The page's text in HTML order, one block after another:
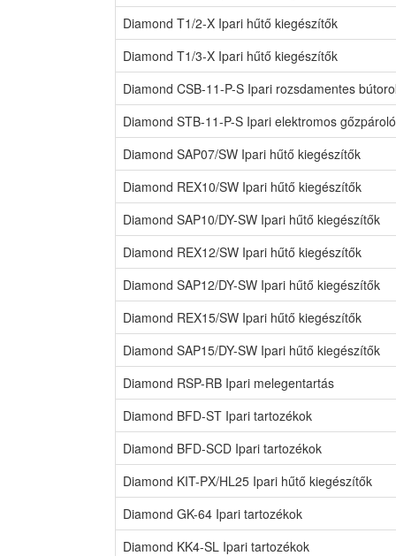
Diamond T1/2-X Ipari hűtő kiegészítők
Diamond T1/3-X Ipari hűtő kiegészítők
Diamond CSB-11-P-S Ipari rozsdamentes
Diamond STB-11-P-S Ipari elektromos gőzpároló
Diamond SAP07/SW Ipari hűtő kiegészítők
Diamond REX10/SW Ipari hűtő kiegészítők
Diamond SAP10/DY-SW Ipari hűtő kiegészítők
Diamond REX12/SW Ipari hűtő kiegészítők
Diamond SAP12/DY-SW Ipari hűtő kiegészítők
Diamond REX15/SW Ipari hűtő kiegészítők
Diamond SAP15/DY-SW Ipari hűtő kiegészítők
Diamond RSP-RB Ipari melegentartás
Diamond BFD-ST Ipari tartozékok
Diamond BFD-SCD Ipari tartozékok
Diamond KIT-PX/HL25 Ipari hűtő kiegészítők
Diamond GK-64 Ipari tartozékok
Diamond KK4-SL Ipari tartozékok